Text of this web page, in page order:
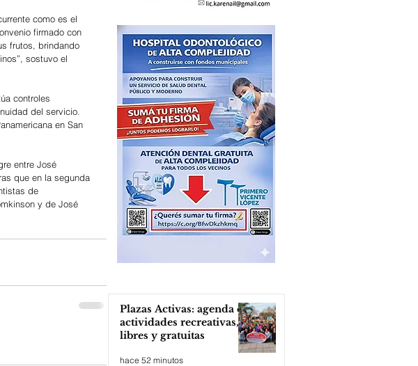
como es el
firmado con
frutos, brindando
sostuvo el
controles
del servicio.
en San
entre José
que en la segunda
de
y de José
Plazas Activas: agenda de
actividades recreativas,
libres y gratuitas
hace 52 minutos